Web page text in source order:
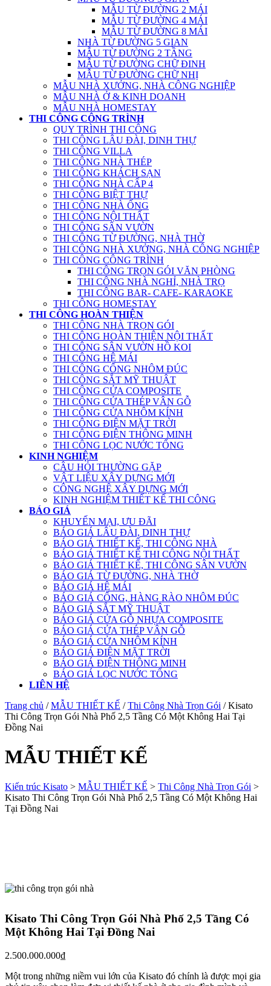
MẪU TỪ ĐƯỜNG 2 MÁI
MẪU TỪ ĐƯỜNG 4 MÁI
MẪU TỪ ĐƯỜNG 8 MÁI
NHÀ TỪ ĐƯỜNG 5 GIAN
MẪU TỪ ĐƯỜNG 2 TẦNG
MẪU TỪ ĐƯỜNG CHỮ ĐINH
MẪU TỪ ĐƯỜNG CHỮ NHỊ
MẪU NHÀ XƯỞNG, NHÀ CÔNG NGHIỆP
MẪU NHÀ Ở & KINH DOANH
MẪU NHÀ HOMESTAY
THI CÔNG CÔNG TRÌNH
QUY TRÌNH THI CÔNG
THI CÔNG LÂU ĐÀI, DINH THỰ
THI CÔNG VILLA
THI CÔNG NHÀ THÉP
THI CÔNG KHÁCH SẠN
THI CÔNG NHÀ CẤP 4
THI CÔNG BIỆT THỰ
THI CÔNG NHÀ ỐNG
THI CÔNG NỘI THẤT
THI CÔNG SÂN VƯỜN
THI CÔNG TỪ ĐƯỜNG, NHÀ THỜ
THI CÔNG NHÀ XƯỞNG, NHÀ CÔNG NGHIỆP
THI CÔNG CÔNG TRÌNH
THI CÔNG TRỌN GÓI VĂN PHÒNG
THI CÔNG NHÀ NGHỈ, NHÀ TRỌ
THI CÔNG BAR- CAFE- KARAOKE
THI CÔNG HOMESTAY
THI CÔNG HOÀN THIỆN
THI CÔNG NHÀ TRỌN GÓI
THI CÔNG HOÀN THIỆN NỘI THẤT
THI CÔNG SÂN VƯỜN HỒ KOI
THI CÔNG HỆ MÁI
THI CÔNG CỔNG NHÔM ĐÚC
THI CÔNG SẮT MỸ THUẬT
THI CÔNG CỬA COMPOSITE
THI CÔNG CỬA THÉP VÂN GỖ
THI CÔNG CỬA NHÔM KÍNH
THI CÔNG ĐIỆN MẶT TRỜI
THI CÔNG ĐIỆN THÔNG MINH
THI CÔNG LỌC NƯỚC TỔNG
KINH NGHIỆM
CÂU HỎI THƯỜNG GẶP
VẬT LIỆU XÂY DỰNG MỚI
CÔNG NGHỆ XÂY DỰNG MỚI
KINH NGHIỆM THIẾT KẾ THI CÔNG
BÁO GIÁ
KHUYẾN MẠI, ƯU ĐÃI
BÁO GIÁ LÂU ĐÀI, DINH THỰ
BÁO GIÁ THIẾT KẾ, THI CÔNG NHÀ
BÁO GIÁ THIẾT KẾ THI CÔNG NỘI THẤT
BÁO GIÁ THIẾT KẾ, THI CÔNG SÂN VƯỜN
BÁO GIÁ TỪ ĐƯỜNG, NHÀ THỜ
BÁO GIÁ HỆ MÁI
BÁO GIÁ CỔNG, HÀNG RÀO NHÔM ĐÚC
BÁO GIÁ SẮT MỸ THUẬT
BÁO GIÁ CỬA GỖ NHỰA COMPOSITE
BÁO GIÁ CỬA THÉP VÂN GỖ
BÁO GIÁ CỬA NHÔM KÍNH
BÁO GIÁ ĐIỆN MẶT TRỜI
BÁO GIÁ ĐIỆN THÔNG MINH
BÁO GIÁ LỌC NƯỚC TỔNG
LIÊN HỆ
Trang chủ /MẪU THIẾT KẾ /Thi Công Nhà Trọn Gói / Kisato
Thi Công Trọn Gói Nhà Phố 2,5 Tầng Có Một Không Hai Tại
Đồng Nai
MẪU THIẾT KẾ
Kiến trúc Kisato > MẪU THIẾT KẾ > Thi Công Nhà Trọn Gói >
Kisato Thi Công Trọn Gói Nhà Phố 2,5 Tầng Có Một Không Hai
Tại Đồng Nai
Kisato Thi Công Trọn Gói Nhà Phố 2,5 Tầng Có
Một Không Hai Tại Đồng Nai
2.500.000.000₫
Một trong những niềm vui lớn của Kisato đó chính là được mọi gia